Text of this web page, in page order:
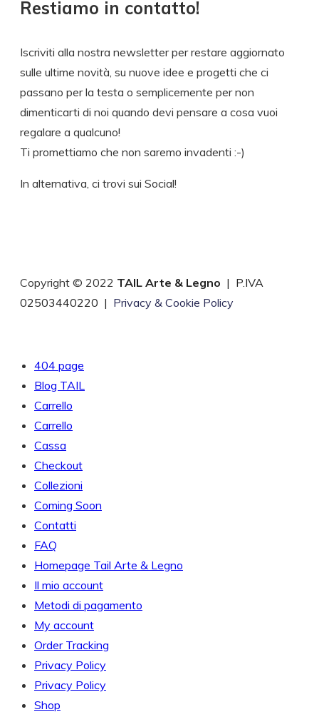
Restiamo in contatto!
Iscriviti alla nostra newsletter per restare aggiornato
sulle ultime novità, su nuove idee e progetti che ci
passano per la testa o semplicemente per non
dimenticarti di noi quando devi pensare a cosa vuoi
regalare a qualcuno!
Ti promettiamo che non saremo invadenti :-)
In alternativa, ci trovi sui Social!
Copyright © 2022 TAIL Arte & Legno | P.IVA
02503440220 | Privacy & Cookie Policy
404 page
Blog TAIL
Carrello
Carrello
Cassa
Checkout
Collezioni
Coming Soon
Contatti
FAQ
Homepage Tail Arte & Legno
Il mio account
Metodi di pagamento
My account
Order Tracking
Privacy Policy
Privacy Policy
Shop